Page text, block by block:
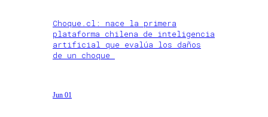
Choque.cl: nace la primera
plataforma chilena de inteligencia
artificial que evalúa los daños
de un choque
Jun 01